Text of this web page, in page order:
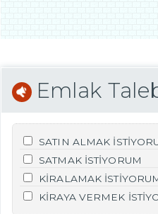
Emlak
SATIN ALMAK
SATMAK İSTİYORUM
KİRALAMAK
KİRAYA VERMEK